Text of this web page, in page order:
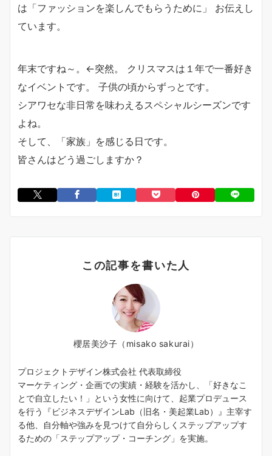
は「ファッションを楽しんでもらうために」 お伝えし
ています。
年末ですね～。←突然。 クリスマスは１年で一番好き
なイベントです。 子供の頃からずっとです。
シアワセな非日常を味わえるスペシャルシーズンです
よね。
そして、「家族」を感じる日です。
皆さんはどう過ごしますか？
この記事を書いた人
櫻居美沙子（misako sakurai）
プロジェクトデザイン株式会社 代表取締役
マーケティング・企画での実績・経験を活かし、「好きなこ
とで自立したい！」という女性に向けて、起業プロデュース
を行う『ビジネスデザインLab（旧名・美起業Lab）』主宰す
る他、自分軸や強みを見つけて自分らしくステップアップす
るための「ステップアップ・コーチング」を実施。